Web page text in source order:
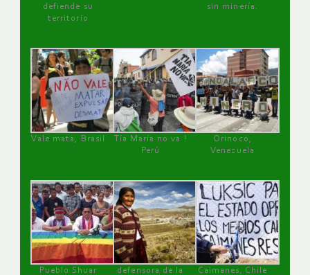
defiende su
territorio
sin minería.
Vale mata, Brasil
Tía María no va !
Perú
Orinoco,
Venezuela
Pueblo Shuar defensora de la Caimanes, Chile